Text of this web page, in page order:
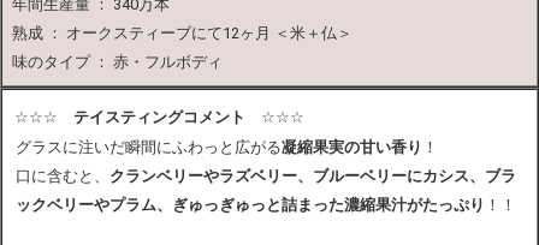
年間生産量 ： 340万本
熟成 ： オークスティーブにて12ヶ月 ＜米＋仏＞
味のタイプ ： 赤・フルボディ
☆☆☆ テイスティングコメント
☆☆☆
グラスに注いだ瞬間にふわっと広がる凝縮果実の甘い香り ！
口に含むと、 クランベリーやラズベリー、ブルーベリーにカシス、ブラ
ックベリーやプラム、ぎゅっぎゅっと詰まった濃縮果汁がたっぷり ！！